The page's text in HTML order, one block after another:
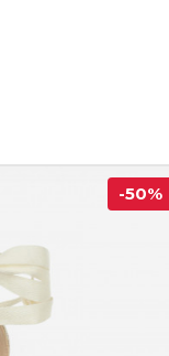
-50%